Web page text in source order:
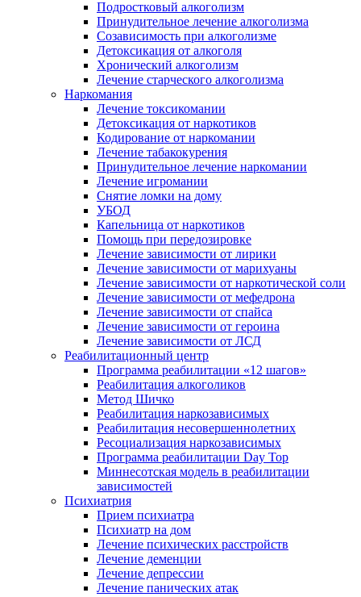
Подростковый алкоголизм
Принудительное лечение алкоголизма
Созависимость при алкоголизме
Детоксикация от алкоголя
Хронический алкоголизм
Лечение старческого алкоголизма
Наркомания
Лечение токсикомании
Детоксикация от наркотиков
Кодирование от наркомании
Лечение табакокурения
Принудительное лечение наркомании
Лечение игромании
Снятие ломки на дому
УБОД
Капельница от наркотиков
Помощь при передозировке
Лечение зависимости от лирики
Лечение зависимости от марихуаны
Лечение зависимости от наркотической соли
Лечение зависимости от мефедрона
Лечение зависимости от спайса
Лечение зависимости от героина
Лечение зависимости от ЛСД
Реабилитационный центр
Программа реабилитации «12 шагов»
Реабилитация алкоголиков
Метод Шичко
Реабилитация наркозависимых
Реабилитация несовершеннолетних
Ресоциализация наркозависимых
Программа реабилитации Day Top
Миннесотская модель в реабилитации
зависимостей
Психиатрия
Прием психиатра
Психиатр на дом
Лечение психических расстройств
Лечение деменции
Лечение депрессии
Лечение панических атак